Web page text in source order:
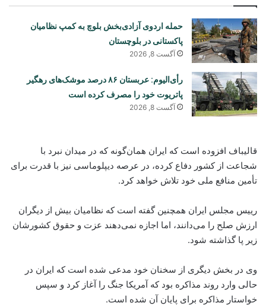
حمله اردوی آزادی‌بخش بلوچ به کمپ نظامیان
پاکستانی در بلوچستان
آگست 8, 2026
رأی‌الیوم: عربستان ۸۶ درصد موشک‌های رهگیر
پاتریوت خود را مصرف کرده است
آگست 8, 2026
قالیباف افزوده است که ایران همان‌گونه که در میدان نبرد با
شجاعت از کشور دفاع کرده، در عرصه دیپلوماسی نیز با قدرت برای
تأمین منافع ملی خود تلاش خواهد کرد.
رییس مجلس ایران همچنین گفته است که نظامیان بیش از دیگران
ارزش صلح را می‌دانند، اما اجازه نمی‌دهند عزت و حقوق کشورشان
زیر پا گذاشته شود.
وی در بخش دیگری از سخنان خود مدعی شده است که ایران در
حالی وارد روند مذاکره بود که آمریکا جنگ را آغاز کرد و سپس
خواستار مذاکره برای پایان آن شده است.